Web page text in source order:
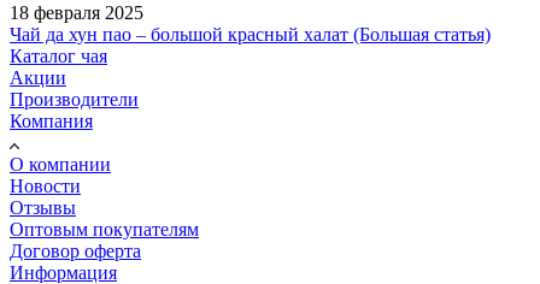
18 февраля 2025
Чай да хун пао – большой красный халат (Большая статья)
Каталог чая
Акции
Производители
Компания
О компании
Новости
Отзывы
Оптовым покупателям
Договор оферта
Информация